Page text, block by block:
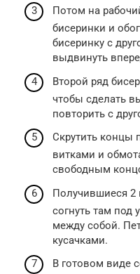
Потом на
бисеринки и
бисеринку с
выдвинуть
Второй ряд
чтобы сделать
повторить с
Скрутить концы
витками и
свободным
Получившиеся 2
согнуть там под
между собой.
кусачками.
В готовом виде